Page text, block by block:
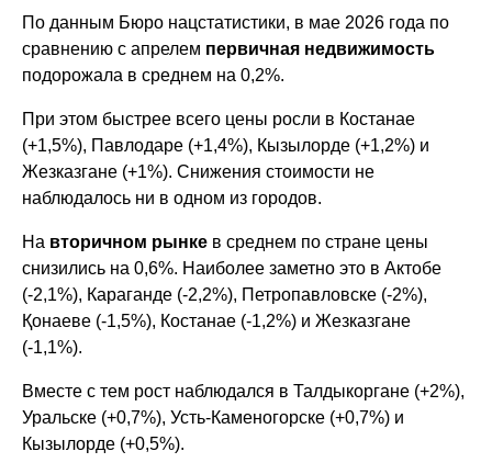
По данным Бюро нацстатистики, в мае 2026 года по
сравнению с апрелем первичная недвижимость
подорожала в среднем на 0,2%.
При этом быстрее всего цены росли в Костанае
(+1,5%), Павлодаре (+1,4%), Кызылорде (+1,2%) и
Жезказгане (+1%). Снижения стоимости не
наблюдалось ни в одном из городов.
На вторичном рынке в среднем по стране цены
снизились на 0,6%. Наиболее заметно это в Актобе
(-2,1%), Караганде (-2,2%), Петропавловске (-2%),
Қонаеве (-1,5%), Костанае (-1,2%) и Жезказгане
(-1,1%).
Вместе с тем рост наблюдался в Талдыкоргане (+2%),
Уральске (+0,7%), Усть-Каменогорске (+0,7%) и
Кызылорде (+0,5%).